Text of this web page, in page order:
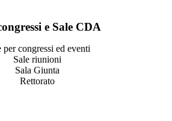
e Sale CDA
per congressi ed eventi
Sale riunioni
Sala Giunta
Rettorato